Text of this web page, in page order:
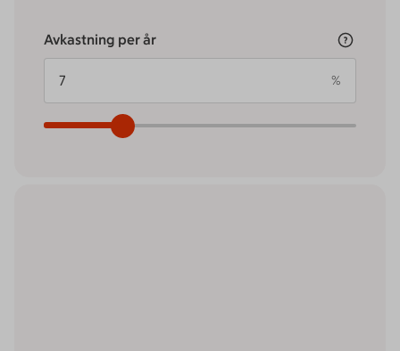
Avkastning per år
%